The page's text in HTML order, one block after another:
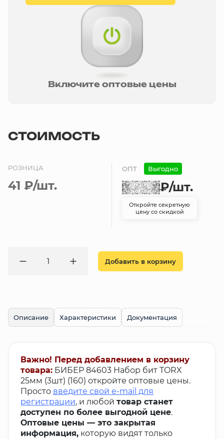
Включите оптовые цены
СТОИМОСТЬ
РОЗНИЦА
41 ₽/шт.
ОПТ Выгодно
₽/шт.
Откройте секретную
цену со скидкой
Добавить в корзину
Описание Характеристики Документация
Важно! Перед добавлением в корзину
товара: БИБЕР 84603 Набор бит TORX
25мм (3шт) (160) откройте оптовые цены.
Просто введите свой e-mail для
регистрации, и любой товар станет
доступен по более выгодной цене.
Оптовые цены — это закрытая
информация, которую видят только